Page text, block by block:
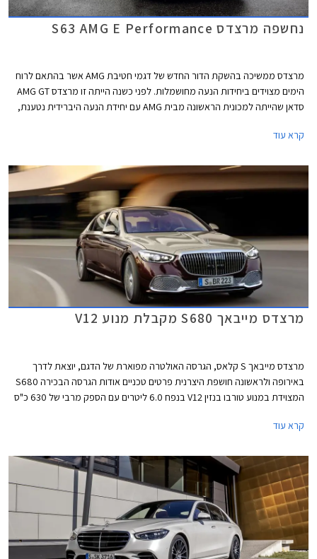
נחשפה מרצדס S63 AMG E Performance
מרצדס ממשיכה בהשקת הדור החדש של דגמי חטיבת AMG אשר בהתאם לרוח
הימים מצוידים ביחידות הנעה מחושמלות. לפני כשנה הייתה זו מרצדס AMG GT
סדאן שהייתה למכונית הראשונה מבית AMG עם יחידת הנעה היברידית נטענת,
של ספינת הדגל מרצדס S63 AMG E Performance.
קרא עוד
מרצדס מייבאך S680 מקבלת מנוע V12
מרצדס מייבאך S קלאס, הגרסה האולטרה מפוארת של הדגם, יוצאת לדרך
באירופה ולראשונה חושפת היצרנית פרטים טכניים אודות הגרסה הבכירה S680
המצוידת במנוע טורבו בנזין V12 בנפח 6.0 ליטרים עם הספק מרבי של 630 כ"ס
קרא עוד